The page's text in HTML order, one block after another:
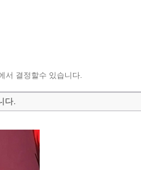
서 결정할수 있습니다.
다.